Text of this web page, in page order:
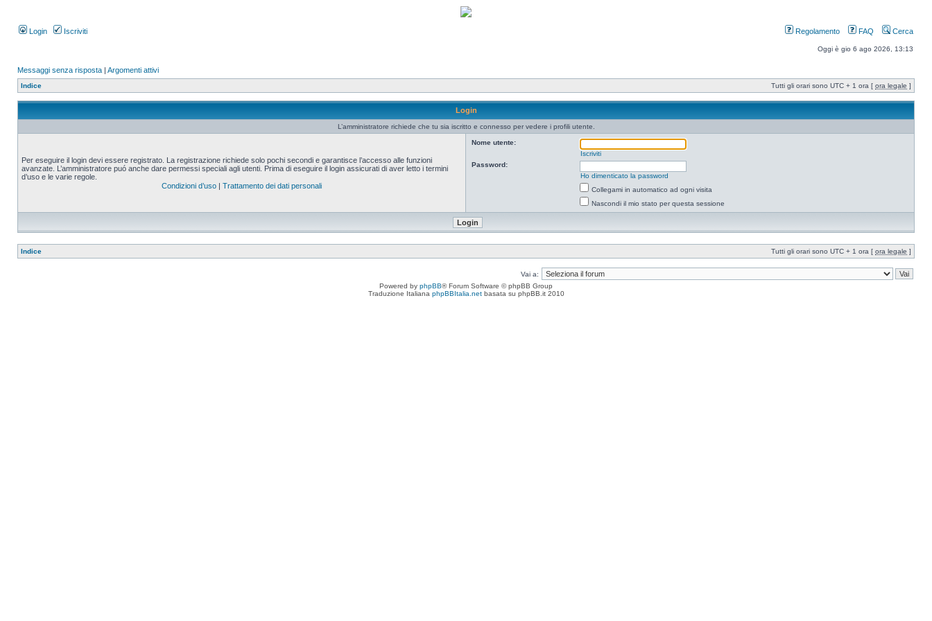
Login Iscriviti Regolamento FAQ Cerca
Oggi è gio 6 ago 2026, 13:13
Messaggi senza risposta | Argomenti attivi
Indice Tutti gli orari sono UTC + 1 ora [ ora legale ]
Login
L’amministratore richiede che tu sia iscritto e connesso per vedere i profili utente.
Per eseguire il login devi essere registrato. La registrazione richiede solo pochi secondi e garantisce l’accesso alle funzioni
avanzate. L’amministratore puó anche dare permessi speciali agli utenti. Prima di eseguire il login assicurati di aver letto i termini
d’uso e le varie regole.
Condizioni d’uso | Trattamento dei dati personali
Nome utente:
Iscriviti
Password:
Ho dimenticato la password
Collegami in automatico ad ogni visita
Nascondi il mio stato per questa sessione
Indice Tutti gli orari sono UTC + 1 ora [ ora legale ]
Vai a:
Powered by phpBB® Forum Software © phpBB Group
Traduzione Italiana phpBBItalia.netbasata su phpBB.it 2010